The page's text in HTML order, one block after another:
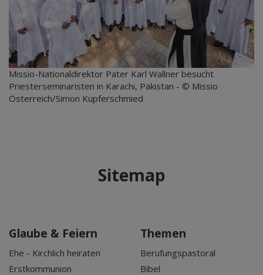
Missio-Nationaldirektor Pater Karl Wallner besucht
Priesterseminaristen in Karachi, Pakistan - © Missio
Österreich/Simon Kupferschmied
Sitemap
Glaube & Feiern
Ehe - Kirchlich heiraten
Erstkommunion
Themen
Berufungspastoral
Bibel